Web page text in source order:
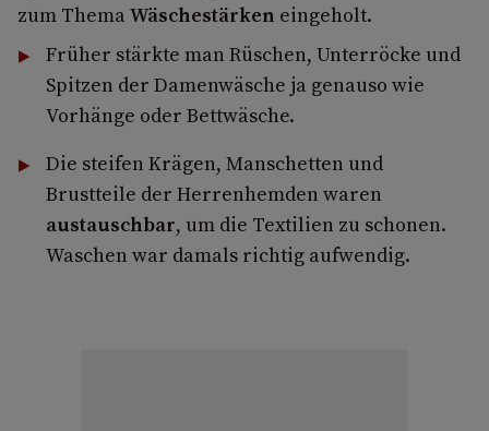
zum Thema Wäschestärken eingeholt.
Früher stärkte man Rüschen, Unterröcke und
Spitzen der Damenwäsche ja genauso wie
Vorhänge oder Bettwäsche.
Die steifen Krägen, Manschetten und
Brustteile der Herrenhemden waren
austauschbar, um die Textilien zu schonen.
Waschen war damals richtig aufwendig.